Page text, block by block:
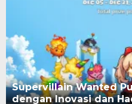
Supervillain Wanted
dengan Inovasi dan